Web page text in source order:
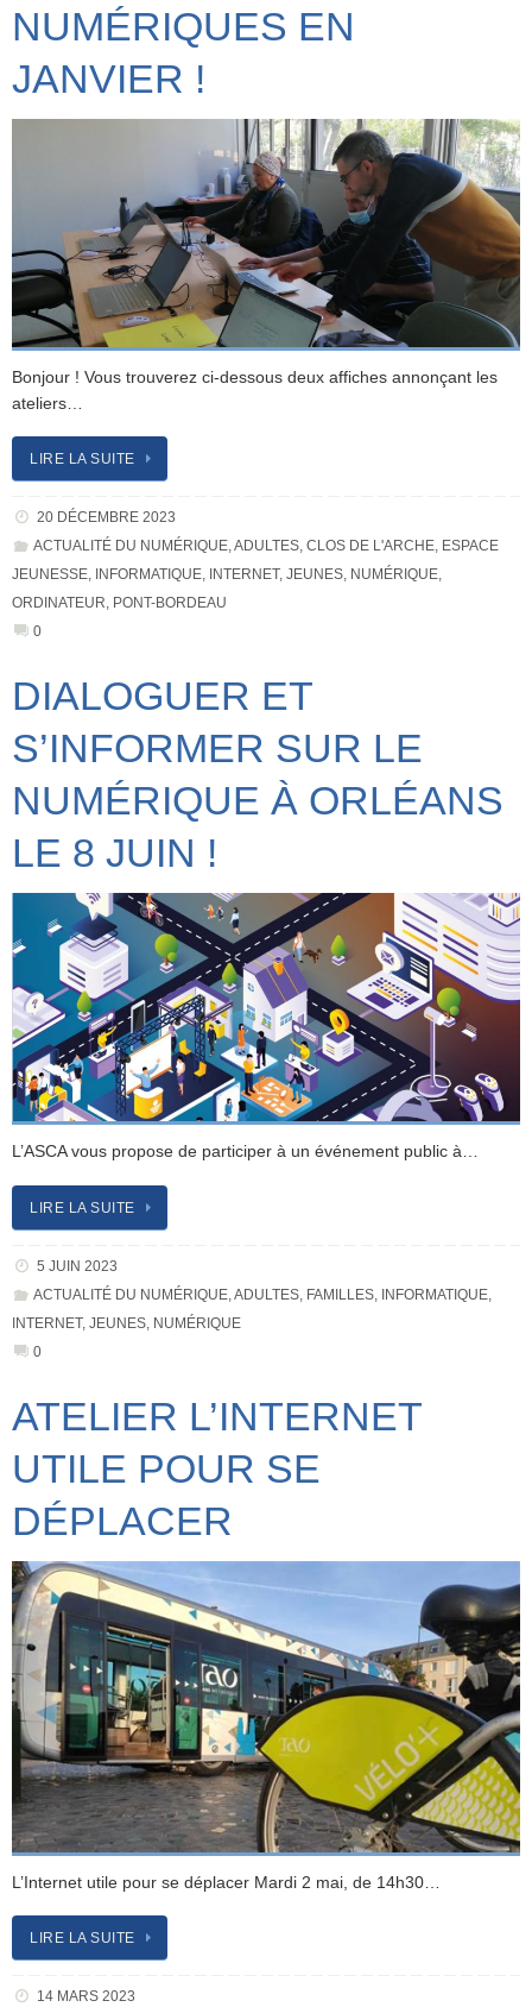
NUMÉRIQUES EN
JANVIER !
Bonjour ! Vous trouverez ci-dessous deux affiches annonçant les
ateliers…
LIRE LA SUITE
20 DÉCEMBRE 2023
ACTUALITÉ DU NUMÉRIQUE,ADULTES, CLOS DE L'ARCHE, ESPACE
JEUNESSE, INFORMATIQUE, INTERNET, JEUNES, NUMÉRIQUE,
ORDINATEUR, PONT-BORDEAU
0
DIALOGUER ET
S’INFORMER SUR LE
NUMÉRIQUE À ORLÉANS
LE 8 JUIN !
L’ASCA vous propose de participer à un événement public à…
LIRE LA SUITE
5 JUIN 2023
ACTUALITÉ DU NUMÉRIQUE,ADULTES, FAMILLES, INFORMATIQUE,
INTERNET, JEUNES, NUMÉRIQUE
0
ATELIER L’INTERNET
UTILE POUR SE
DÉPLACER
L’Internet utile pour se déplacer Mardi 2 mai, de 14h30…
LIRE LA SUITE
14 MARS 2023